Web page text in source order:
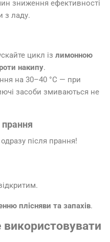
зниження ефективності
з ладу.
цикл із лимонною
накипу.
на 30–40 °C — при
засоби змиваються не
прання
після прання!
плісняви та запахів.